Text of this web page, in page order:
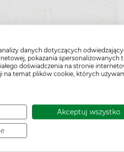
danych dotyczących
pokazania spersonalizowanych
doświadczenia na stronie
na temat plików cookie, których
Akceptuj wszystko